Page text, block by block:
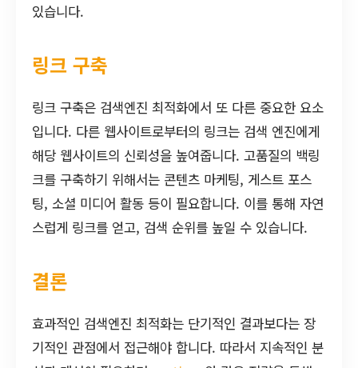
있습니다.
링크 구축
링크 구축은 검색엔진 최적화에서 또 다른 중요한 요소
입니다. 다른 웹사이트로부터의 링크는 검색 엔진에게
해당 웹사이트의 신뢰성을 높여줍니다. 고품질의 백링
크를 구축하기 위해서는 콘텐츠 마케팅, 게스트 포스
팅, 소셜 미디어 활동 등이 필요합니다. 이를 통해 자연
스럽게 링크를 얻고, 검색 순위를 높일 수 있습니다.
결론
효과적인 검색엔진 최적화는 단기적인 결과보다는 장
기적인 관점에서 접근해야 합니다. 따라서 지속적인 분